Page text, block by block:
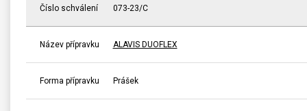
Číslo schválení 073-23/C
Název přípravku ALAVIS DUOFLEX
Forma přípravku Prášek